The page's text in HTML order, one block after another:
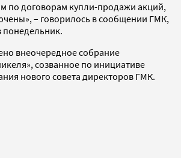
по договорам купли-продажи акций,
– говорилось в сообщении ГМК,
внеочередное собрание
созванное по инициативе
нового совета директоров ГМК.